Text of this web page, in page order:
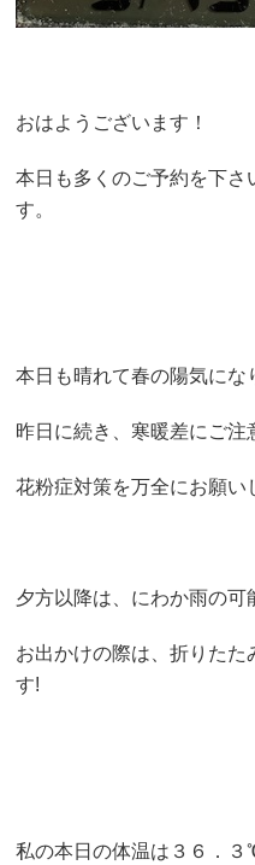
おはようございます！
本日も多くのご予約を下さ
す。
本日も晴れて春の陽気にな
昨日に続き、寒暖差にご注
花粉症対策を万全にお願い
夕方以降は、にわか雨の可
お出かけの際は、折りた
す!
私の本日の体温は３６．３